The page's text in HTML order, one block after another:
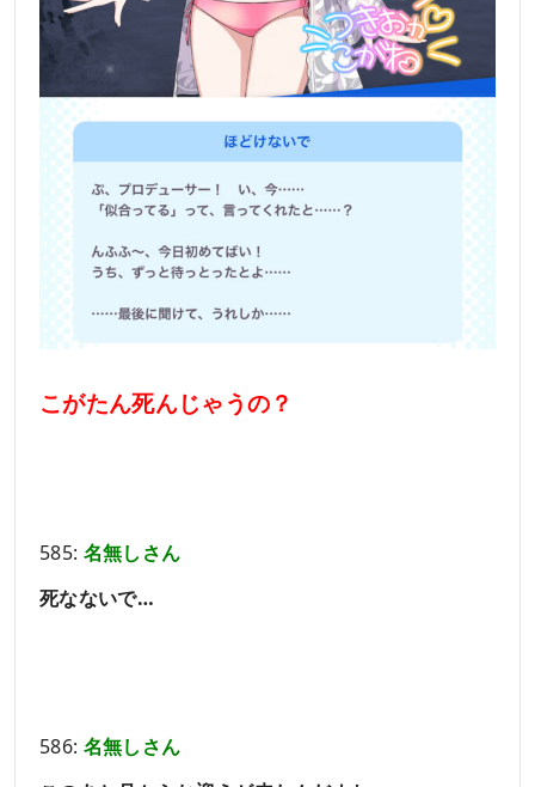
こがたん死んじゃうの？
585: 名無しさん
死なないで…
586: 名無しさん